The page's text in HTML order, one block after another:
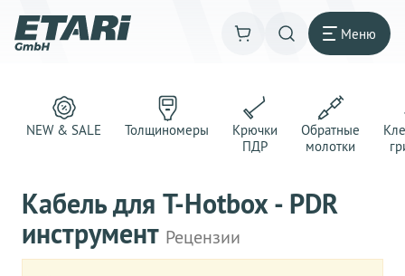
Меню
NEW & SALE Толщиномеры
Крючки
ПДР
Обратные
молотки
Кабель для T-Hotbox - PDR
инструмент Рецензии